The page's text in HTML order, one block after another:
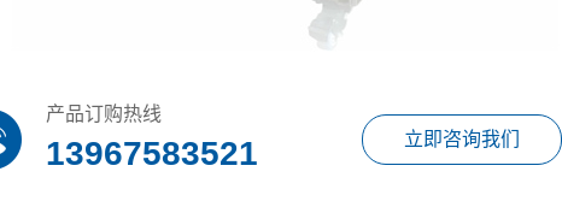
产品订购热线
13967583521 立即咨询我们